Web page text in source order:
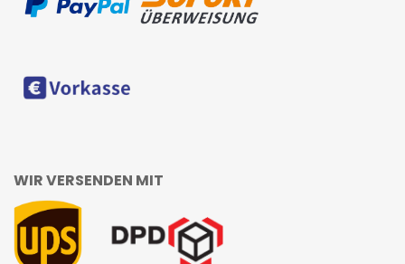
WIR VERSENDEN MIT